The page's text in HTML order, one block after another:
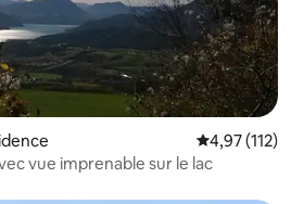
Évaluation
4,97 (112)
vue imprenable sur le lac